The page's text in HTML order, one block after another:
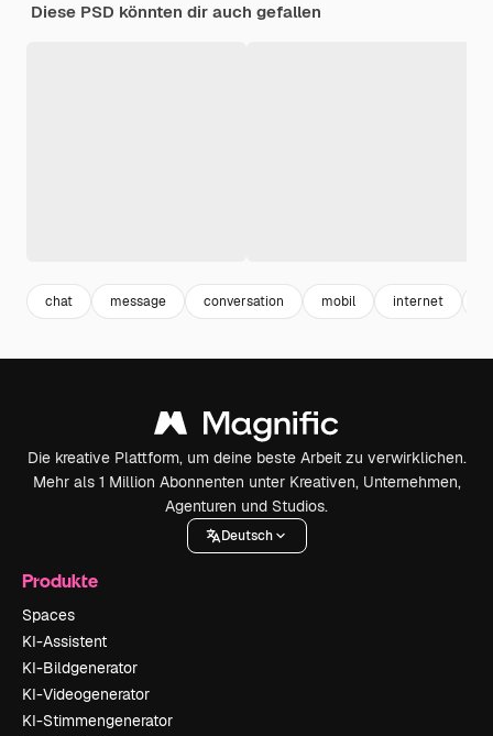
Diese PSD könnten dir auch gefallen
chat message conversation mobil internet
Die kreative Plattform, um deine beste Arbeit zu verwirklichen.
Mehr als 1 Million Abonnenten unter Kreativen, Unternehmen,
Agenturen und Studios.
Deutsch
Produkte
Spaces
KI-Assistent
KI-Bildgenerator
KI-Videogenerator
KI-Stimmengenerator